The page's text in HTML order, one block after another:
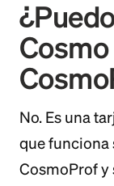
No. Es una
que funciona
CosmoProf y